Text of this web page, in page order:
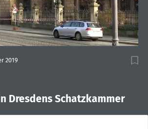
2019
Dresdens Schatzkammer